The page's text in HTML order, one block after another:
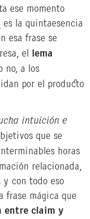
ese momento
es la quintaesencia
esa frase se
el lema
no, a los
por el producto
intuición e
que se
horas
relacionada,
y con todo eso
frase mágica que
entre claim y